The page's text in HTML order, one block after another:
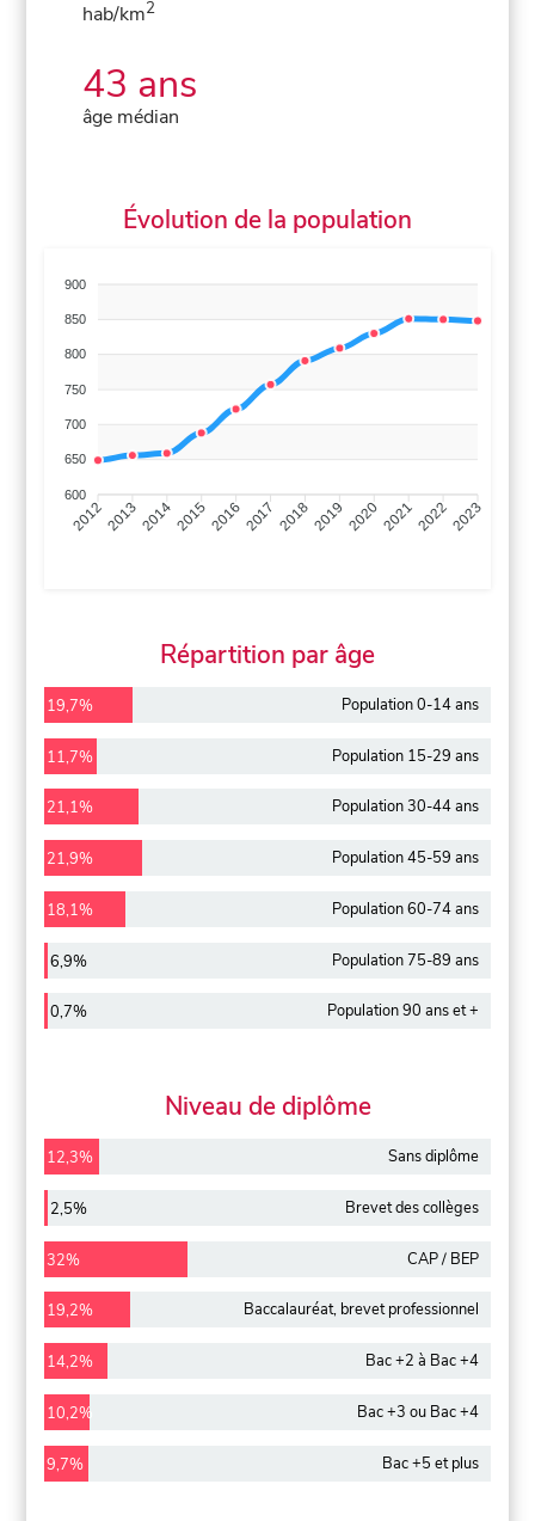
hab/km2
43 ans
âge médian
Évolution de la population
900
850
800
750
700
650
600
201220132014201520162017 20182019 2020202120222023
Répartition par âge
19,7% Population 0-14 ans
11,7% Population 15-29 ans
21,1% Population 30-44 ans
21,9% Population 45-59 ans
18,1% Population 60-74 ans
6,9% Population 75-89 ans
0,7% Population 90 ans et +
Niveau de diplôme
12,3% Sans diplôme
2,5% Brevet des collèges
32% CAP / BEP
19,2% Baccalauréat, brevet professionnel
14,2% Bac +2 à Bac +4
10,2% Bac +3 ou Bac +4
9,7% Bac +5 et plus